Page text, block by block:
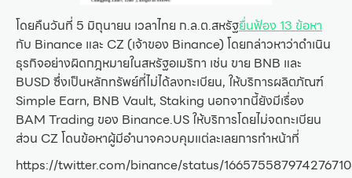
โดยคืนวันที่ 5 มิถุนายน เวลาไทย ก.ล.ต.สหรัฐยื่นฟ้อง 13 ข้อหา
กับ Binance และ CZ (เจ้าของ Binance) โดยกล่าวหาว่าดำเนิน
ธุรกิจอย่างผิดกฎหมายในสหรัฐอเมริกา เช่น ขาย BNB และ
BUSD ซึ่งเป็นหลักทรัพย์ที่ไม่ได้ลงทะเบียน, ให้บริการผลิตภัณฑ์
Simple Earn, BNB Vault, Staking นอกจากนี้ยังมีเรื่อง
BAM Trading ของ Binance.US ให้บริการโดยไม่จดทะเบียน
ส่วน CZ โดนข้อหาผู้มีอำนาจควบคุมแต่ละเลยการทำหน้าที่
https://twitter.com/binance/status/